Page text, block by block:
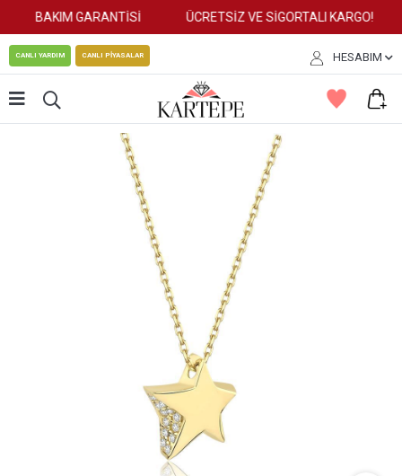
BAKIM GARANTİSİ ÜCRETSİZ VE SİGORTALI KARGO!
CANLI YARDIM CANLI PİYASALAR HESABIM